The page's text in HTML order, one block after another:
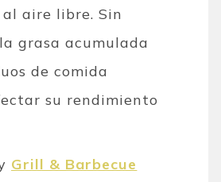
aire libre. Sin
grasa acumulada
de comida
su rendimiento
Grill & Barbecue